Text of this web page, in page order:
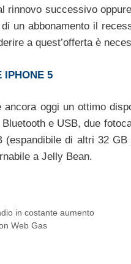
rinnovo successivo
un abbonamento il
a quest’offerta è
IPHONE 5
ancora oggi un ottimo
e USB, due
(espandibile di altri 32
a Jelly Bean.
in costante aumento
Web Gas